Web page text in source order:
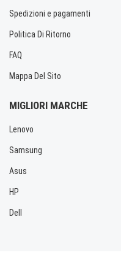
Spedizioni e pagamenti
Politica Di Ritorno
FAQ
Mappa Del Sito
MIGLIORI MARCHE
Lenovo
Samsung
Asus
HP
Dell